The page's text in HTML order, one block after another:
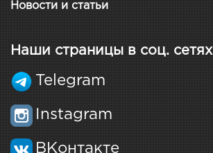
Новости и статьи
Наши страницы в соц. сетях
Telegram
Instagram
ВКонтакте